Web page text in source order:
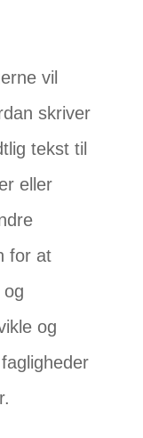
vil
skriver
tekst til
eller
for at
og